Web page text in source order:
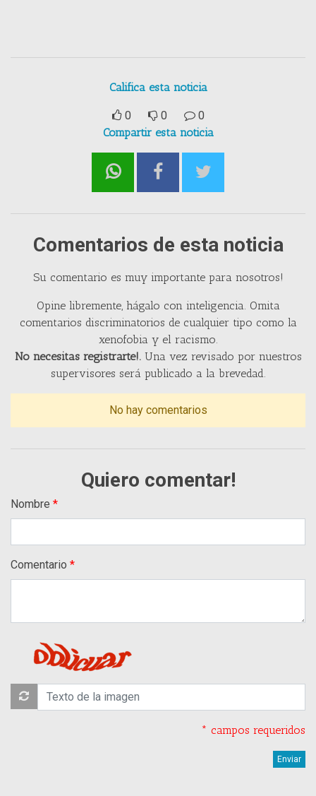
Califica esta noticia
0 0
0
Compartir esta noticia
Comentarios de esta noticia
Su comentario es muy importante para nosotros!
Opine libremente, hágalo con inteligencia. Omita
comentarios discriminatorios de cualquier tipo como la
xenofobia y el racismo.
No necesitas registrarte!.Una vez revisado por nuestros
supervisores será publicado a la brevedad.
No hay comentarios
Quiero comentar!
Nombre
Comentario
* campos requeridos